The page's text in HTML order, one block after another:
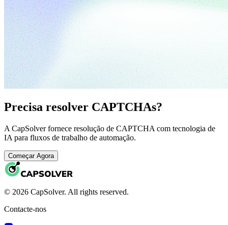
Precisa resolver CAPTCHAs?
A CapSolver fornece resolução de CAPTCHA com tecnologia de
IA para fluxos de trabalho de automação.
Começar Agora
© 2026 CapSolver. All rights reserved.
Contacte-nos